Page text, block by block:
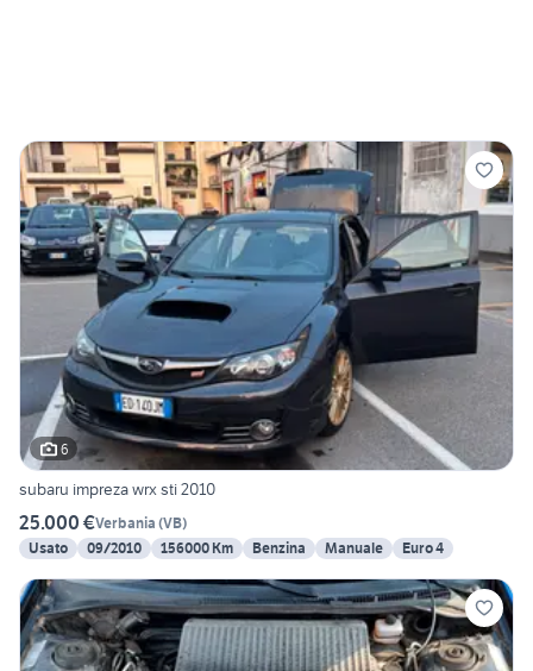
6
subaru impreza wrx sti 2010
25.000 €Verbania (VB)
Usato
09/2010 156000 Km Benzina Manuale Euro 4